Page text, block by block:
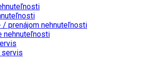
/ prenájom nehnuteľnosti
nehnuteľnosti
servis